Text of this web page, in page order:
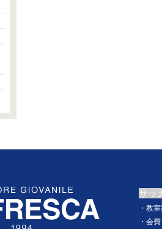
サッ
・ 教
・ 会費